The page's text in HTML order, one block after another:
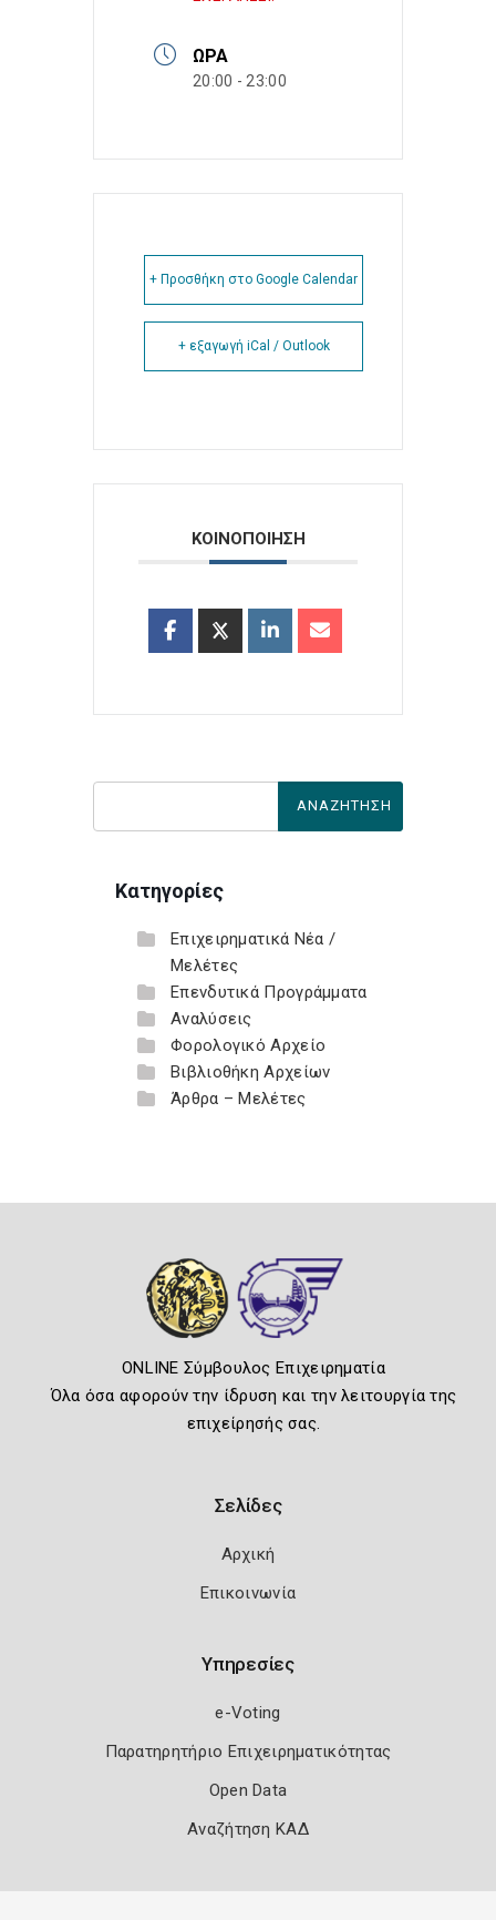
ΏΡΑ
20:00 - 23:00
+ Προσθήκη στο Google Calendar
+ εξαγωγή iCal / Outlook
ΚΟΙΝΟΠΟΙΗΣΗ
Κατηγορίες
Επιχειρηματικά Νέα /
Μελέτες
Επενδυτικά Προγράμματα
Αναλύσεις
Φορολογικό Αρχείο
Βιβλιοθήκη Αρχείων
Άρθρα – Μελέτες
ONLINE Σύμβουλος Επιχειρηματία
Όλα όσα αφορούν την ίδρυση και την λειτουργία της
επιχείρησής σας.
Σελίδες
Αρχική
Επικοινωνία
Υπηρεσίες
e-Voting
Παρατηρητήριο Επιχειρηματικότητας
Open Data
Αναζήτηση ΚΑΔ